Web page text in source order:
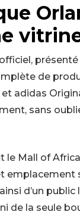
de
adidas
sans
le Mall of
d’un
de la seule